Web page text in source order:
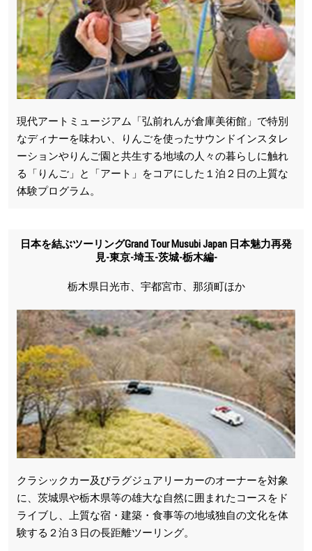
現代アートミュージアム「弘前れんが倉庫美術館」で特別
なディナーを味わい、りんごを使ったサウンドインスタレ
ーションやりんご園と共生する地域の人々の暮らしに触れ
る「りんご」と「アート」をコアにした１泊２日の上質な
体験プログラム。
日本を結ぶツーリングGrand Tour Musubi Japan 日本魅力再発
見-東京-埼玉-茨城-栃木編-
栃木県日光市、宇都宮市、那須町ほか
クラシックカー及びラグジュアリーカーのオーナーを対象
に、茨城県や栃木県等の雄大な自然に囲まれたコースをド
ライブし、上質な宿・建築・食事等の地域独自の文化を体
験する２泊３日の長距離ツーリング。